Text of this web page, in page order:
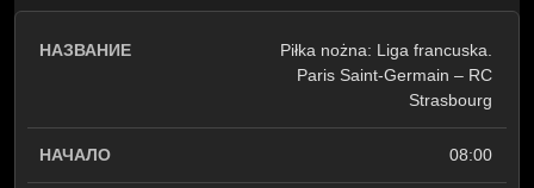
Piłka nożna: Liga francuska.
Paris Saint-Germain – RC
Strasbourg
08:00